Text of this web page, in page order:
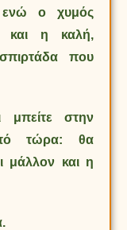
ενώ ο χυμός
και η καλή,
σπιρτάδα που
μπείτε στην
τώρα: θα
μάλλον και η